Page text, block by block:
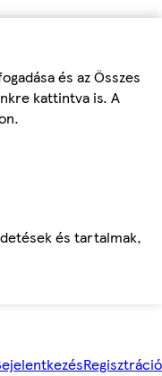
és az Összes
kattintva is. A
és tartalmak,
Regisztráció